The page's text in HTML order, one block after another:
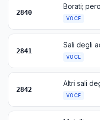
2840
Borati;
VOCE
2841
VOCE
2842
VOCE